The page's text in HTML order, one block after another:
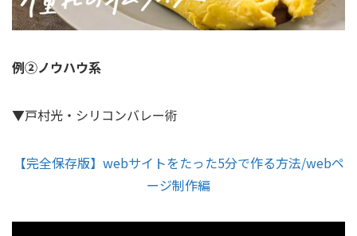
例②ノウハウ系
▼戸村光・シリコンバレー術
【完全保存版】webサイトをたった5分で作る方法/webペ
ージ制作編